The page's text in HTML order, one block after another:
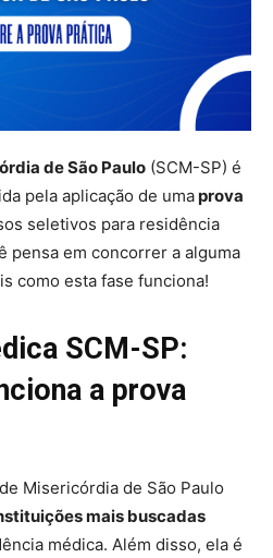
de São Paulo (SCM-SP) é
pela aplicação de umaprova
seletivos para residência
pensa em concorrer a alguma
como esta fase funciona!
SCM-SP:
a prova
Misericórdia de São Paulo
mais buscadas
médica. Além disso, ela é